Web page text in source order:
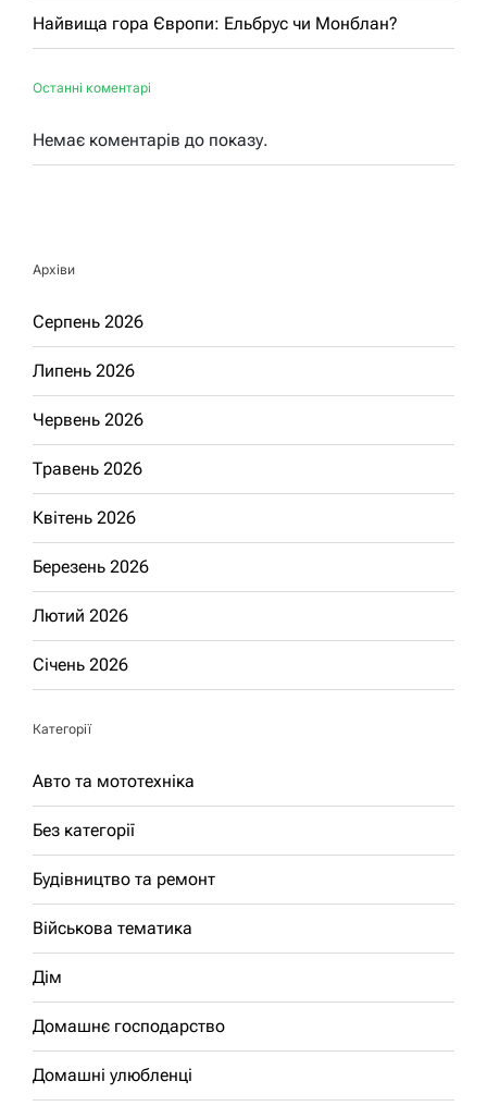
Найвища гора Європи: Ельбрус чи Монблан?
Останні коментарі
Немає коментарів до показу.
Архіви
Серпень 2026
Липень 2026
Червень 2026
Травень 2026
Квітень 2026
Березень 2026
Лютий 2026
Січень 2026
Категорії
Авто та мототехніка
Без категорії
Будівництво та ремонт
Військова тематика
Дім
Домашнє господарство
Домашні улюбленці